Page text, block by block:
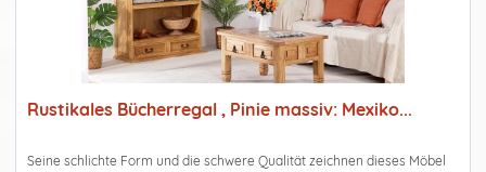
Rustikales Bücherregal , Pinie massiv: Mexiko...
Seine schlichte Form und die schwere Qualität zeichnen dieses Möbel